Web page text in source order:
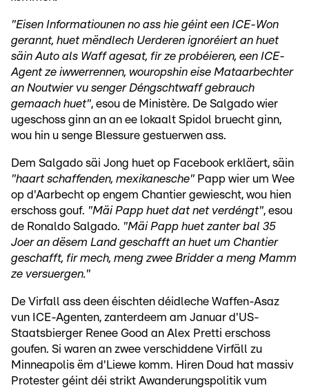
"Eisen Informatiounen no ass hie géint een ICE-Won
gerannt, huet mëndlech Uerderen ignoréiert an huet
säin Auto als Waff agesat, fir ze probéieren, een ICE-
Agent ze iwwerrennen, wouropshin eise Mataarbechter
an Noutwier vu senger Déngschtwaff gebrauch
gemaach huet", esou de Ministère. De Salgado wier
ugeschoss ginn an an ee lokaalt Spidol bruecht ginn,
wou hin u senge Blessure gestuerwen ass.
Dem Salgado säi Jong huet op Facebook erkläert, säin
"haart schaffenden, mexikanesche" Papp wier um Wee
op d'Aarbecht op engem Chantier gewiescht, wou hien
erschoss gouf. "Mäi Papp huet dat net verdéngt", esou
de Ronaldo Salgado. "Mäi Papp huet zanter bal 35
Joer an dësem Land geschafft an huet um Chantier
geschafft, fir mech, meng zwee Bridder a meng Mamm
ze versuergen."
De Virfall ass deen éischten déidleche Waffen-Asaz
vun ICE-Agenten, zanterdeem am Januar d'US-
Staatsbierger Renee Good an Alex Pretti erschoss
goufen. Si waren an zwee verschiddene Virfäll zu
Minneapolis ëm d'Liewe komm. Hiren Doud hat massiv
Protester géint déi strikt Awanderungspolitik vum